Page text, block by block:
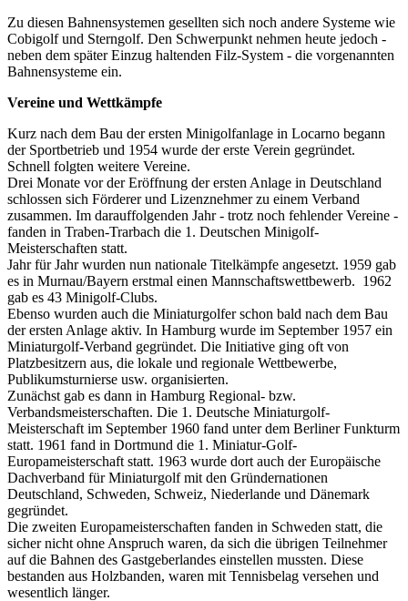
Zu diesen Bahnensystemen gesellten sich noch andere Systeme wie
Cobigolf und Sterngolf. Den Schwerpunkt nehmen heute jedoch -
neben dem später Einzug haltenden Filz-System - die vorgenannten
Bahnensysteme ein.
Vereine und Wettkämpfe
Kurz nach dem Bau der ersten Minigolfanlage in Locarno begann
der Sportbetrieb und 1954 wurde der erste Verein gegründet.
Schnell folgten weitere Vereine.
Drei Monate vor der Eröffnung der ersten Anlage in Deutschland
schlossen sich Förderer und Lizenznehmer zu einem Verband
zusammen. Im darauffolgenden Jahr - trotz noch fehlender Vereine -
fanden in Traben-Trarbach die 1. Deutschen Minigolf-
Meisterschaften statt.
Jahr für Jahr wurden nun nationale Titelkämpfe angesetzt. 1959 gab
es in Murnau/Bayern erstmal einen Mannschaftswettbewerb. 1962
gab es 43 Minigolf-Clubs.
Ebenso wurden auch die Miniaturgolfer schon bald nach dem Bau
der ersten Anlage aktiv. In Hamburg wurde im September 1957 ein
Miniaturgolf-Verband gegründet. Die Initiative ging oft von
Platzbesitzern aus, die lokale und regionale Wettbewerbe,
Publikumsturnierse usw. organisierten.
Zunächst gab es dann in Hamburg Regional- bzw.
Verbandsmeisterschaften. Die 1. Deutsche Miniaturgolf-
Meisterschaft im September 1960 fand unter dem Berliner Funkturm
statt. 1961 fand in Dortmund die 1. Miniatur-Golf-
Europameisterschaft statt. 1963 wurde dort auch der Europäische
Dachverband für Miniaturgolf mit den Gründernationen
Deutschland, Schweden, Schweiz, Niederlande und Dänemark
gegründet.
Die zweiten Europameisterschaften fanden in Schweden statt, die
sicher nicht ohne Anspruch waren, da sich die übrigen Teilnehmer
auf die Bahnen des Gastgeberlandes einstellen mussten. Diese
bestanden aus Holzbanden, waren mit Tennisbelag versehen und
wesentlich länger.